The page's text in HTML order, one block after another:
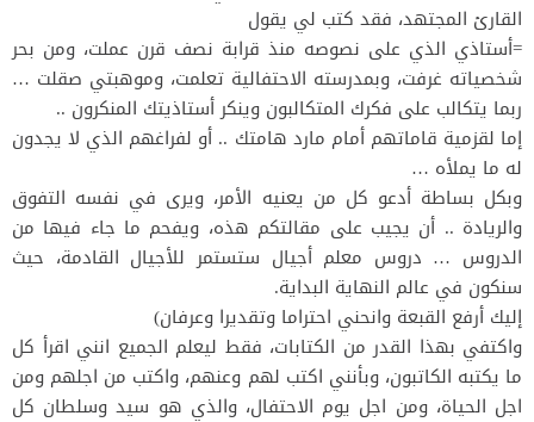
القارئ المجتهد، فقد كتب لي يقول
=أستاذي الذي على نصوصه منذ قرابة نصف قرن عملت، ومن بحر
شخصياته غرفت، وبمدرسته الاحتفالية تعلمت، وموهبتي صقلت …
ربما يتكالب على فكرك المتكالبون وينكر أستاذيتك المنكرون ..
إما لقزمية قاماتهم أمام مارد هامتك .. أو لفراغهم الذي لا يجدون
له ما يملأه …
وبكل بساطة أدعو كل من يعنيه الأمر، ويرى في نفسه التفوق
والريادة .. أن يجيب على مقالتكم هذه، ويفحم ما جاء فيها من
الدروس … دروس معلم أجيال ستستمر للأجيال القادمة، حيث
سنكون في عالم النهاية البداية.
إليك أرفع القبعة وانحني احتراما وتقديرا وعرفان)
واكتفي بهذا القدر من الكتابات، فقط ليعلم الجميع انني اقرأ كل
ما يكتبه الكاتبون، وبأنني اكتب لهم وعنهم، واكتب من اجلهم ومن
اجل الحياة، ومن اجل يوم الاحتفال، والذي هو سيد وسلطان كل